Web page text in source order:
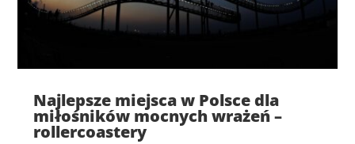
Najlepsze miejsca w Polsce dla
miłośników mocnych wrażeń –
rollercoastery